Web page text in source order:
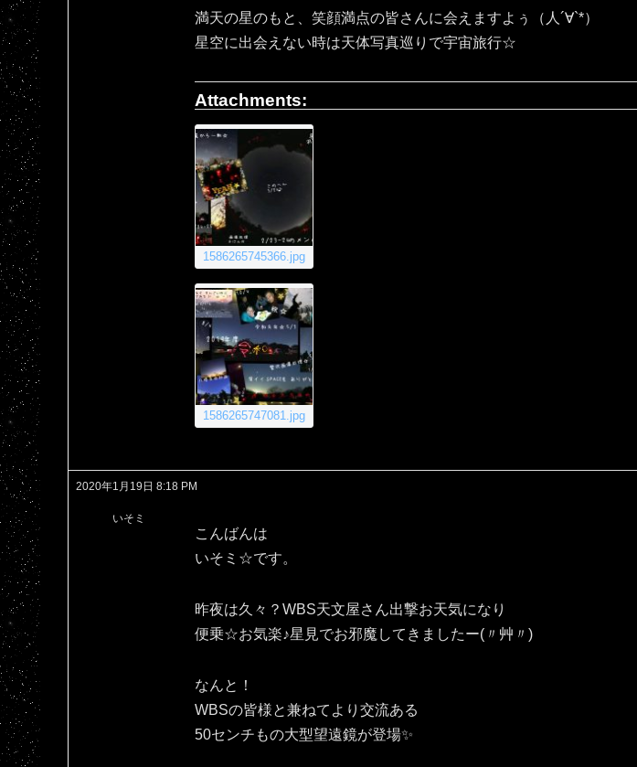
満天の星のもと、笑顔満点の皆さんに会えますよぅ（人´∀`*）
星空に出会えない時は天体写真巡りで宇宙旅行☆
Attachments:
1586265745366.jpg
1586265747081.jpg
2020年1月19日 8:18 PM
いそミ
こんばんは
いそミ☆です。
昨夜は久々？WBS天文屋さん出撃お天気になり
便乗☆お気楽♪星見でお邪魔してきましたー(〃艸〃)
なんと！
WBSの皆様と兼ねてより交流ある
50センチもの大型望遠鏡が登場✨